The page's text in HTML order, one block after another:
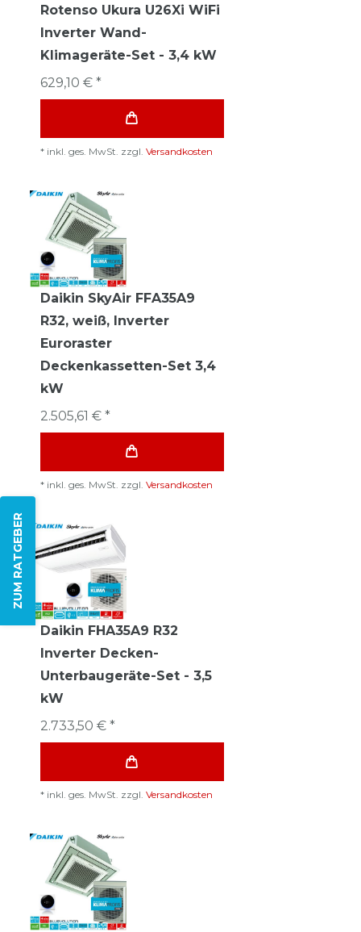
ZUM RATGEBER
Rotenso Ukura U26Xi WiFi
Inverter Wand-
Klimageräte-Set - 3,4 kW
629,10 € *
* inkl. ges. MwSt. zzgl. Versandkosten
Daikin SkyAir FFA35A9
R32, weiß, Inverter
Euroraster
Deckenkassetten-Set 3,4
kW
2.505,61 € *
* inkl. ges. MwSt. zzgl. Versandkosten
Daikin FHA35A9 R32
Inverter Decken-
Unterbaugeräte-Set - 3,5
kW
2.733,50 € *
* inkl. ges. MwSt. zzgl. Versandkosten